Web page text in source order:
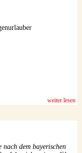
weiter lesen
dem bayerischen